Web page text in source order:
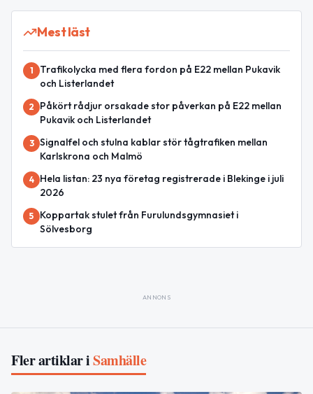
Mest läst
1
Trafikolycka med flera fordon på E22 mellan Pukavik
och Listerlandet
2
Påkört rådjur orsakade stor påverkan på E22 mellan
Pukavik och Listerlandet
3 Signalfel och stulna kablar stör tågtrafiken mellan
Karlskrona och Malmö
4
Hela listan: 23 nya företag registrerade i Blekinge i juli
2026
5
Koppartak stulet från Furulundsgymnasiet i
Sölvesborg
ANNONS
Fler artiklar iSamhälle